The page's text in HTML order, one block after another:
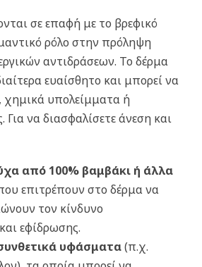
σε επαφή με το βρεφικό
ρόλο στην πρόληψη
αντιδράσεων. Το δέρμα
ευαίσθητο και μπορεί να
χημικά υπολείμματα ή
Για να διασφαλίσετε άνεση και
από 100% βαμβάκι ή άλλα
επιτρέπουν στο δέρμα να
τον κίνδυνο
εφίδρωσης.
υφάσματα(π.χ.